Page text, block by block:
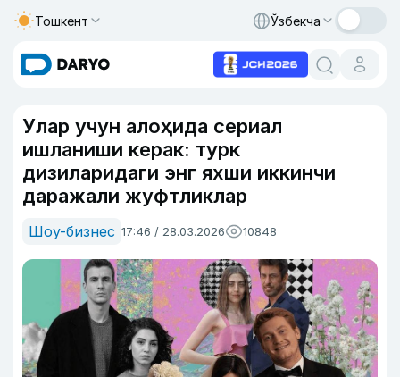
Тошкент Ўзбекча
Улар учун алоҳида сериал
ишланиши керак: турк
дизиларидаги энг яхши иккинчи
даражали жуфтликлар
Шоу-бизнес 17:46 / 28.03.2026 10848